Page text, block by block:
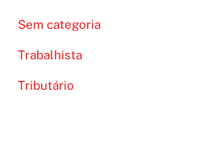
Sem categoria
Trabalhista
Tributário